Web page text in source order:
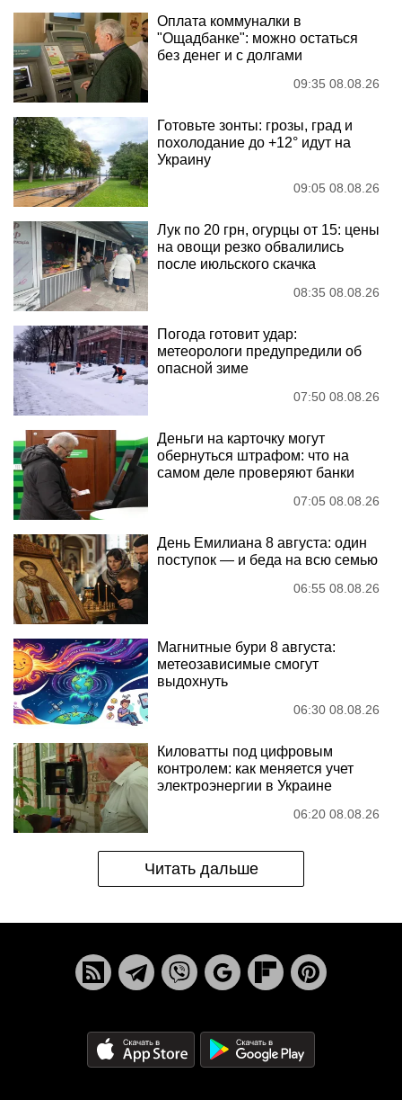
Оплата коммуналки в
"Ощадбанке": можно остаться
без денег и с долгами
09:35 08.08.26
Готовьте зонты: грозы, град и
похолодание до +12° идут на
Украину
09:05 08.08.26
Лук по 20 грн, огурцы от 15: цены
на овощи резко обвалились
после июльского скачка
08:35 08.08.26
Погода готовит удар:
метеорологи предупредили об
опасной зиме
07:50 08.08.26
Деньги на карточку могут
обернуться штрафом: что на
самом деле проверяют банки
07:05 08.08.26
День Емилиана 8 августа: один
поступок — и беда на всю семью
06:55 08.08.26
Магнитные бури 8 августа:
метеозависимые смогут
выдохнуть
06:30 08.08.26
Киловатты под цифровым
контролем: как меняется учет
электроэнергии в Украине
06:20 08.08.26
Читать дальше